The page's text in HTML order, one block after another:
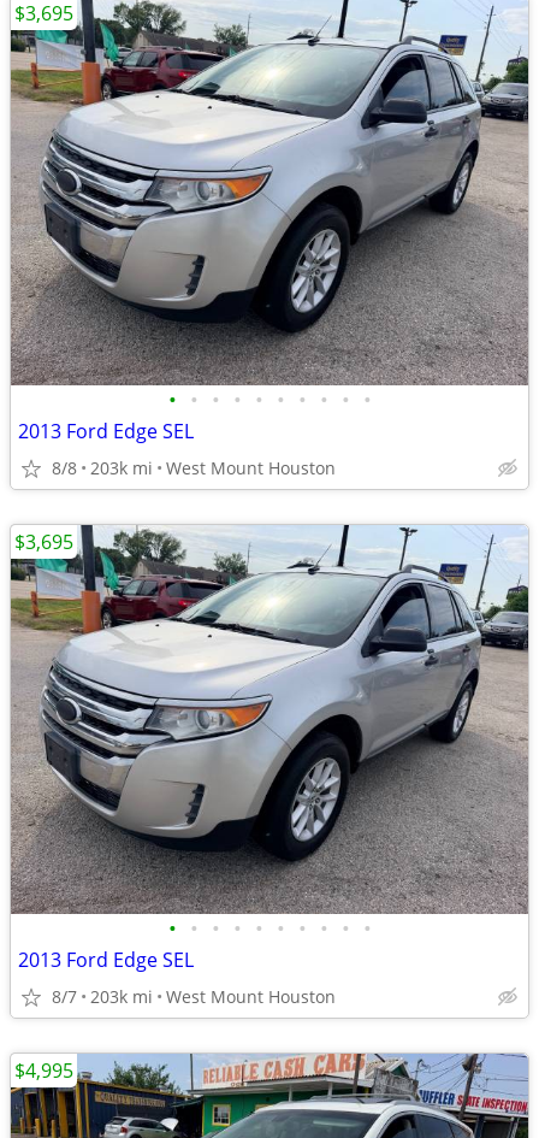
• • • • • • • • • •
2013 Ford Edge SEL
8/8 203k mi West Mount Houston
$3,695
• • • • • • • • • •
2013 Ford Edge SEL
8/7 203k mi West Mount Houston
$3,695
$4,995